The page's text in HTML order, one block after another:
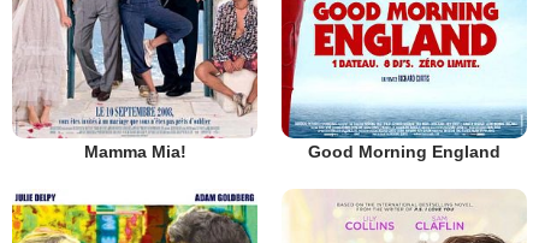
Mamma Mia! Good Morning England